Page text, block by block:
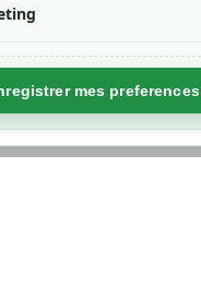
mes preferences
Created byNageoconcept